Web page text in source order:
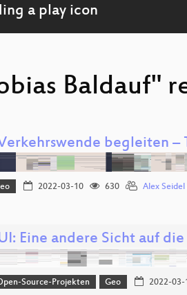
Baldauf"
begleiten –
2022-03-10 630 Alex Seidel
Eine andere Sicht auf
Source-Projekten Geo 2022-03-